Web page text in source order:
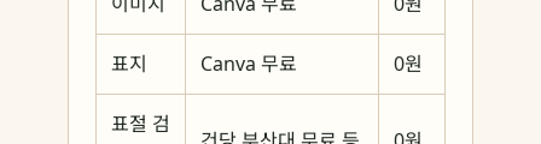
표지 Canva 무료 0원
표절 검